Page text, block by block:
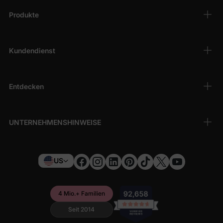
Outfits wählen?
erschwingliche Kleidung anzubieten. Unsere Baby Mädchen
Herbst Outfits bestehen aus weichen, langlebigen Materialien,
Produkte
Kundendienst
Entdecken
UNTERNEHMENSHINWEISE
US
4 Mio.+ Familien
Seit 2014